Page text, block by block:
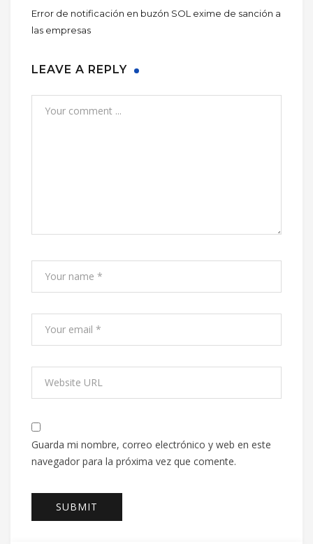
Error de notificación en buzón SOL exime de sanción a
las empresas
LEAVE A REPLY
Guarda mi nombre, correo electrónico y web en este
navegador para la próxima vez que comente.